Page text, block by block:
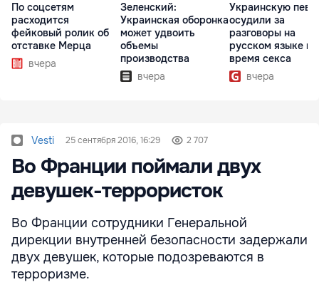
По соцсетям
расходится
фейковый ролик об
отставке Мерца
вчера
Зеленский:
Украинская оборонка
может удвоить
объемы
производства
вчера
Украинскую
осудили за
разговоры на
русском языке во
время секса
вчера
Vesti 25 сентября 2016, 16:29 2 707
Во Франции поймали двух
девушек-террористок
Во Франции сотрудники Генеральной
дирекции внутренней безопасности задержали
двух девушек, которые подозреваются в
терроризме.